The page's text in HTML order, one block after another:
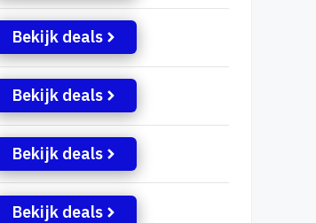
Bekijk deals
Bekijk deals
Bekijk deals
Bekijk deals